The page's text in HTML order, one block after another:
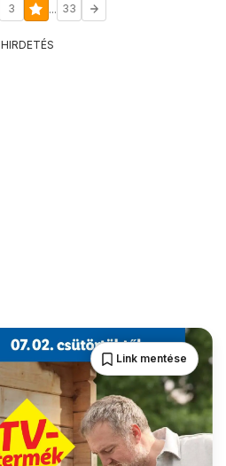
3 ... 33
HIRDETÉS
Link mentése